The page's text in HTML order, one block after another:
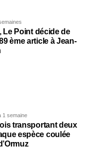
Le Point décide de
ème article à Jean-
1 semaine
transportant deux
espèce coulée